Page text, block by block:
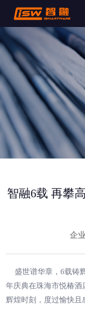
智融6载 再攀
企
盛世谱华章，6载铸
年庆典在珠海市悦椿酒
辉煌时刻，度过愉快且